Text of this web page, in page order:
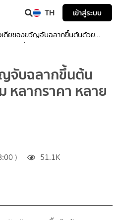
TH
เข้าสู่ระบบ
ดียของขวัญจับฉลากขึ้นต้นด้วย
มวดหมู่
จับฉลากขึ้นต้น
หลากราคา หลาย
)
51.1K